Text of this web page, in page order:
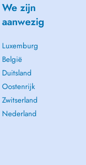
We zijn
aanwezig
Luxemburg
België
Duitsland
Oostenrijk
Zwitserland
Nederland